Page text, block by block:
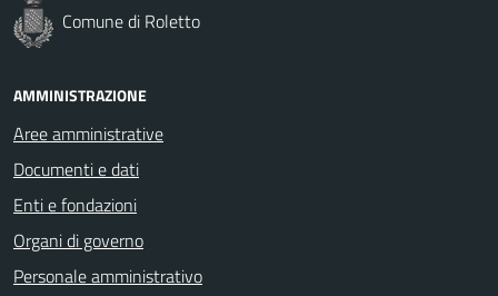
Comune di Roletto
AMMINISTRAZIONE
Aree amministrative
Documenti e dati
Enti e fondazioni
Organi di governo
Personale amministrativo